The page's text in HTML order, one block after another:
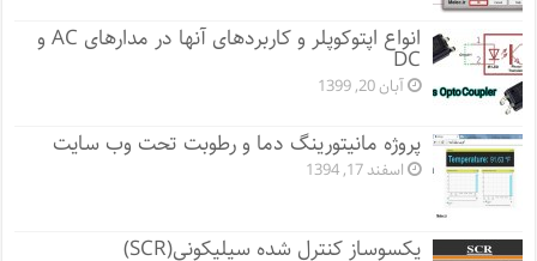
انواع اپتوکوپلر و کاربردهای آنها در مدارهای AC و
DC
آبان 20, 1399
پروژه مانيتورينگ دما و رطوبت تحت وب سایت
اسفند 17, 1394
یکسوساز کنترل شده سیلیکونی(SCR)